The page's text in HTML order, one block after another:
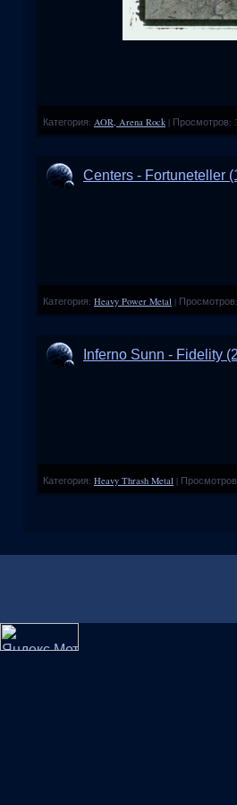
Категория: AOR, Arena Rock | Просмотров:
Centers - Fortuneteller
Категория: Heavy Power Metal | Просмотров:
Inferno Sunn - Fidelity
Категория: Heavy Thrash Metal |